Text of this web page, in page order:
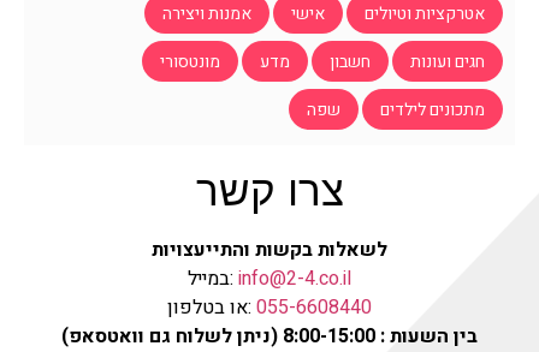
אטרקציות וטיולים אישי
אמנות ויצירה
חגים ועונות
חשבון מדע
מונטסורי
מתכונים לילדים
שפה
צרו קשר
לשאלות בקשות והתייעצויות
info@2-4.co.il :במייל
055-6608440 :או בטלפון
בין השעות : 8:00-15:00 (ניתן לשלוח גם וואטסאפ)